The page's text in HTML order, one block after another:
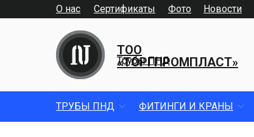
О нас Фото
Сертификаты Новости
ТОО
«ТОРГПРОМПЛАСТ»
Трубы ПНД
ТРУБЫ ПНД ФИТИНГИ И КРАНЫ